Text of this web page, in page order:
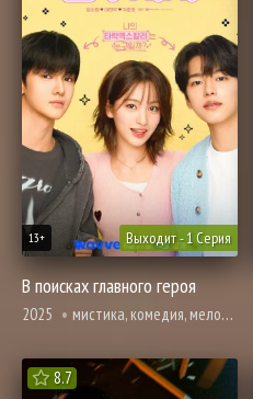
Выходит - 1 Серия
13+
В поисках главного героя
2025 мистика, комедия, мелодрама, вебтун, романтика
8.7